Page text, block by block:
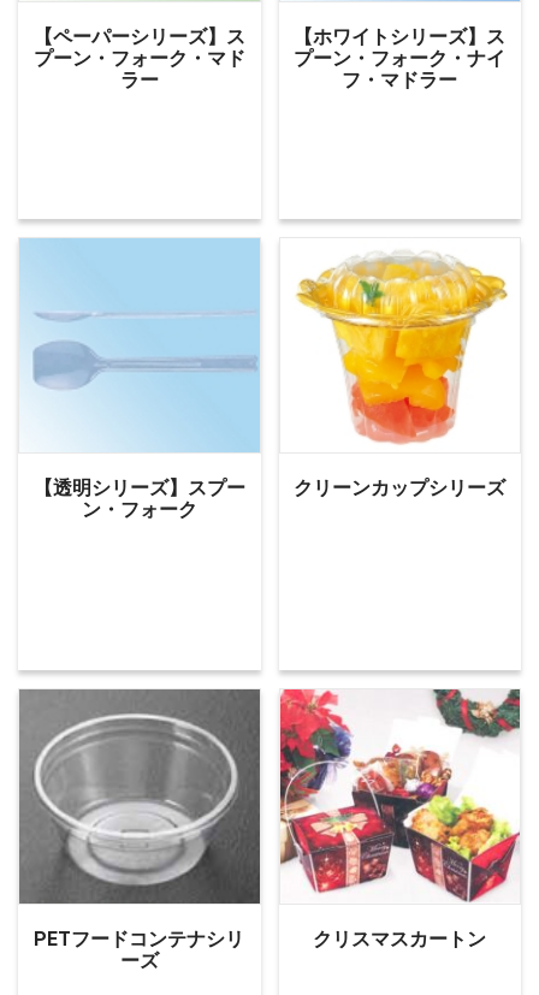
【ペーパーシリーズ】ス
プーン・フォーク・マド
ラー
【ホワイトシリーズ】ス
プーン・フォーク・ナイ
フ・マドラー
【透明シリーズ】スプー
ン・フォーク
クリーンカップシリーズ
PETフードコンテナシリ
ーズ
クリスマスカートン